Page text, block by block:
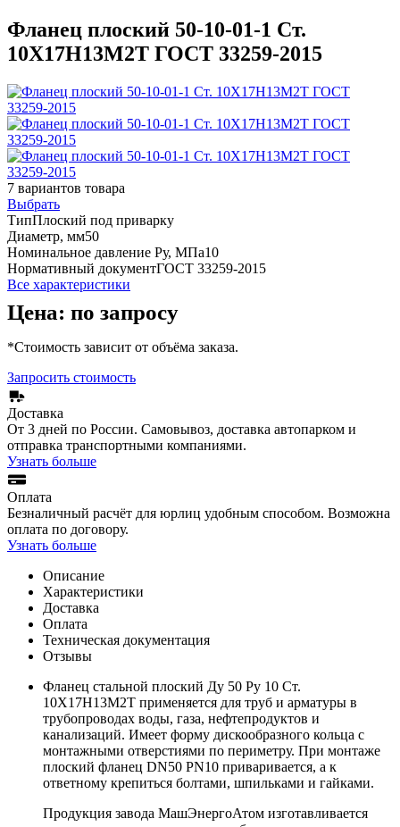
Фланец плоский 50-10-01-1 Ст.
10Х17Н13М2Т ГОСТ 33259-2015
7 вариантов товара
Выбрать
ТипПлоский под приварку
Диаметр, мм50
Номинальное давление Ру, МПа10
Нормативный документГОСТ 33259-2015
Все характеристики
Цена: по запросу
*Стоимость зависит от объёма заказа.
Запросить стоимость
Доставка
От 3 дней по России. Самовывоз, доставка автопарком и
отправка транспортными компаниями.
Узнать больше
Оплата
Безналичный расчёт для юрлиц удобным способом. Возможна
оплата по договору.
Узнать больше
Описание
Характеристики
Доставка
Оплата
Техническая документация
Отзывы
Фланец стальной плоский Ду 50 Ру 10 Ст.
10Х17Н13М2Т применяется для труб и арматуры в
трубопроводах воды, газа, нефтепродуктов и
канализаций. Имеет форму дискообразного кольца с
монтажными отверстиями по периметру. При монтаже
плоский фланец DN50 PN10 приваривается, а к
ответному крепиться болтами, шпильками и гайками.
Продукция завода МашЭнергоАтом изготавливается